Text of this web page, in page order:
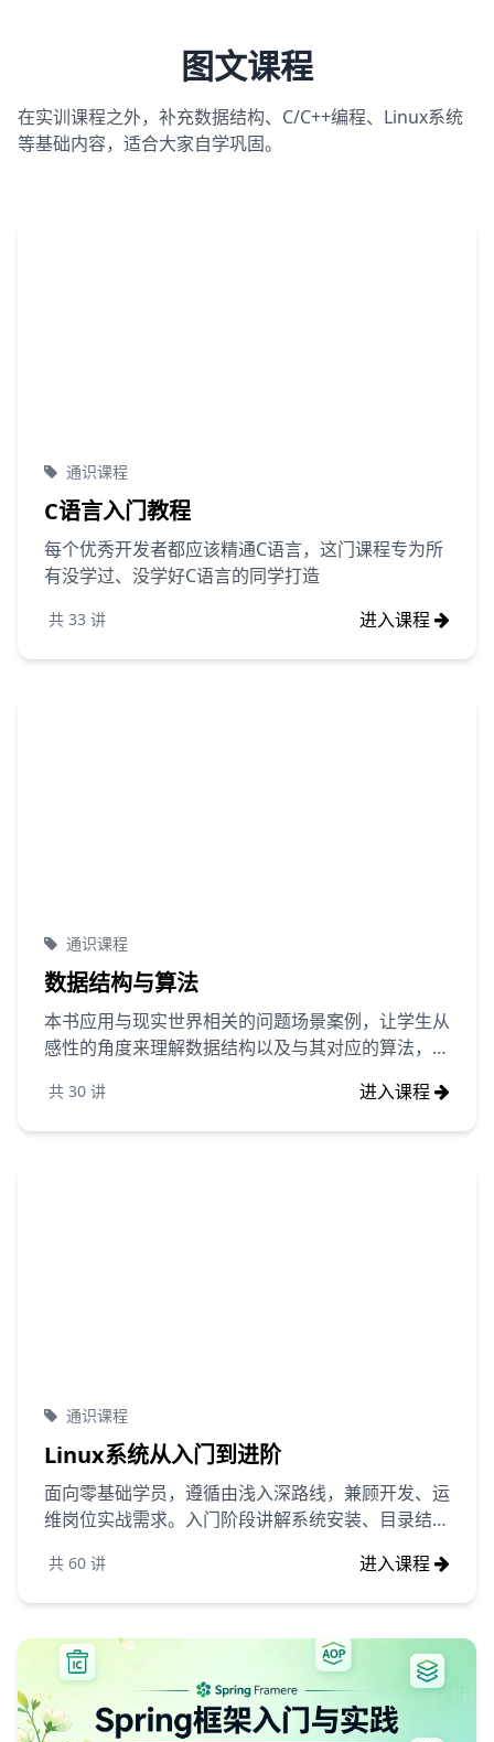
图文课程
在实训课程之外，补充数据结构、C/C++编程、Linux系统
等基础内容，适合大家自学巩固。
通识课程
C语言入门教程
每个优秀开发者都应该精通C语言，这门课程专为所
有没学过、没学好C语言的同学打造
共 33 讲 进入课程
通识课程
数据结构与算法
本书应用与现实世界相关的问题场景案例，让学生从
感性的角度来理解数据结构以及与其对应的算法，并
和实现算法,使用C和Python两种编程语言，主要是
考虑到一些C基础差的学生很难用C语言来实现算
共 30 讲 进入课程
通识课程
Linux系统从入门到进阶
面向零基础学员，遵循由浅入深路线，兼顾开发、运
维岗位实战需求。入门阶段讲解系统安装、目录结
理，快速建立终端操作思维；进阶模块覆盖进程监
控、软件包管理、网络配置、防火墙、日志排查、
弃枯燥理论，以企业真实场景驱动练习，讲解服务部
署、定时任务、系统故障排查、简单内核调优等核心
能力。学完可独立运维 Linux 服务器，具备项目部
署、问题定位、批量自动化处理能力，适配后端开
共 60 讲 进入课程